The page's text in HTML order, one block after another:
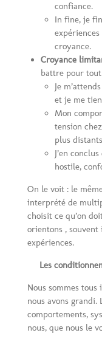
confiance.
In fine, je
croyance.
Croyance
battre pour
Je
et je me
Mon
tension
plus
J’en
hostile,
On le voit : le
interprété de
choisit ce qu’on
orientons ,
expériences.
Les
Nous sommes
nous avons grandi.
comportements,
nous, que nous le